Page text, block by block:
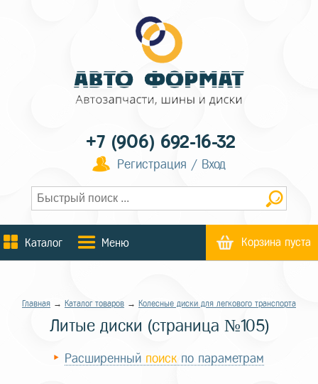
+7 (906) 692-16-32
Регистрация / Вход
Каталог Меню Корзина пуста
Главная → Каталог товаров → Колесные диски для легкового транспорта
Литые диски (страница №105)
Расширенный поиск по параметрам